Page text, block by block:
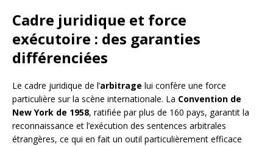
Cadre juridique et force
exécutoire : des garanties
différenciées
Le cadre juridique de l’arbitrage lui confère une force
particulière sur la scène internationale. La Convention de
New York de 1958, ratifiée par plus de 160 pays, garantit la
reconnaissance et l’exécution des sentences arbitrales
étrangères, ce qui en fait un outil particulièrement efficace